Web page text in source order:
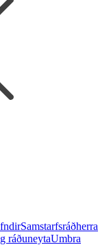
Samstarfsráðherra
ráðuneytaUmbra